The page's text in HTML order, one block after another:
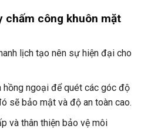
chấm công khuôn mặt
lịch tạo nên sự hiện đại cho
hồng ngoại để quét các góc độ
sẽ bảo mật và độ an toàn cao.
và thân thiện bảo vệ môi